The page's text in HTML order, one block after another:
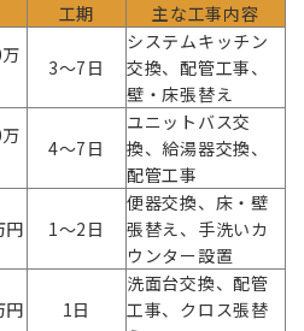
工期 主な工事内容
3〜7日
システムキッチン
交換、配管工事、
壁・床張替え
4〜7日
ユニットバス交
換、給湯器交換、
配管工事
円 1〜2日
便器交換、床・壁
張替え、手洗いカ
ウンター設置
円 1日
洗面台交換、配管
工事、クロス張替